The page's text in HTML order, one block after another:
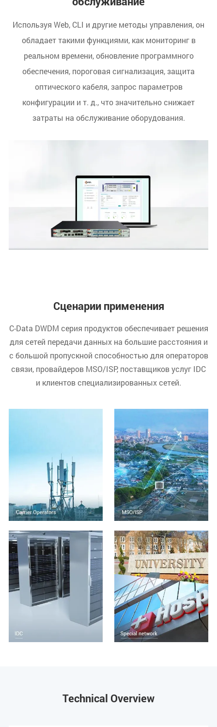
Используя Web, CLI и другие методы управления, он
обладает такими функциями, как мониторинг в
реальном времени, обновление программного
обеспечения, пороговая сигнализация, защита
оптического кабеля, запрос параметров
конфигурации и т. д., что значительно снижает
затраты на обслуживание оборудования.
Сценарии применения
C-Data DWDM серия продуктов обеспечивает решения
для сетей передачи данных на большие расстояния и
с большой пропускной способностью для операторов
связи, провайдеров MSO/ISP, поставщиков услуг IDC
и клиентов специализированных сетей.
Technical Overview